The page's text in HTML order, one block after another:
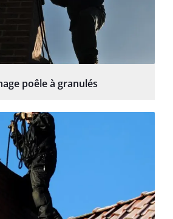
poêle à granulés